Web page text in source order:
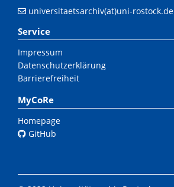
universitaetsarchiv(at)uni-rostock.de
Service
Impressum
Datenschutzerklärung
Barrierefreiheit
MyCoRe
Homepage
GitHub